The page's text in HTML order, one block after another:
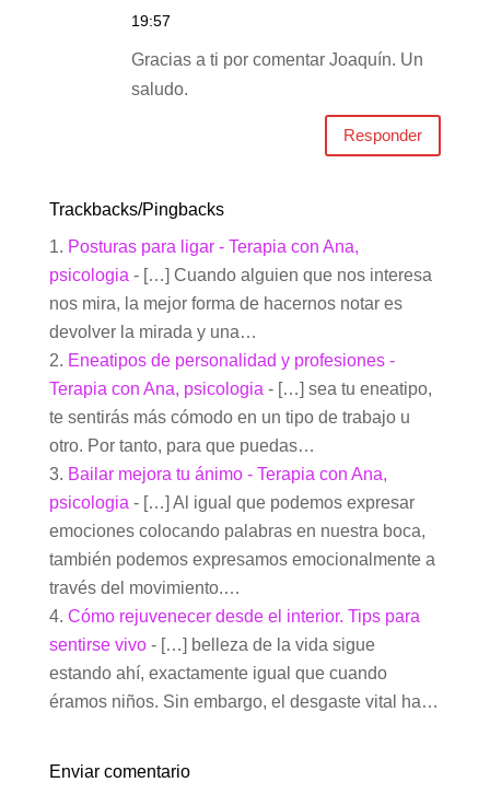
19:57
Gracias a ti por comentar Joaquín. Un
saludo.
Responder
Trackbacks/Pingbacks
Posturas para ligar - Terapia con Ana,
psicologia - […] Cuando alguien que nos interesa
nos mira, la mejor forma de hacernos notar es
devolver la mirada y una…
Eneatipos de personalidad y profesiones -
Terapia con Ana, psicologia - […] sea tu eneatipo,
te sentirás más cómodo en un tipo de trabajo u
otro. Por tanto, para que puedas…
Bailar mejora tu ánimo - Terapia con Ana,
psicologia - […] Al igual que podemos expresar
emociones colocando palabras en nuestra boca,
también podemos expresamos emocionalmente a
través del movimiento.…
Cómo rejuvenecer desde el interior. Tips para
sentirse vivo- […] belleza de la vida sigue
estando ahí, exactamente igual que cuando
éramos niños. Sin embargo, el desgaste vital ha…
Enviar comentario